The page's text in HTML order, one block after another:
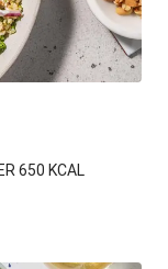
650 KCAL